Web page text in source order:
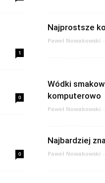
1
Najprostsze
Paweł Nowakowski -
0
Wódki
komputerowo
Paweł Nowakowski -
0
Najbardziej
Paweł Nowakowski -